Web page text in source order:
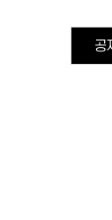
공